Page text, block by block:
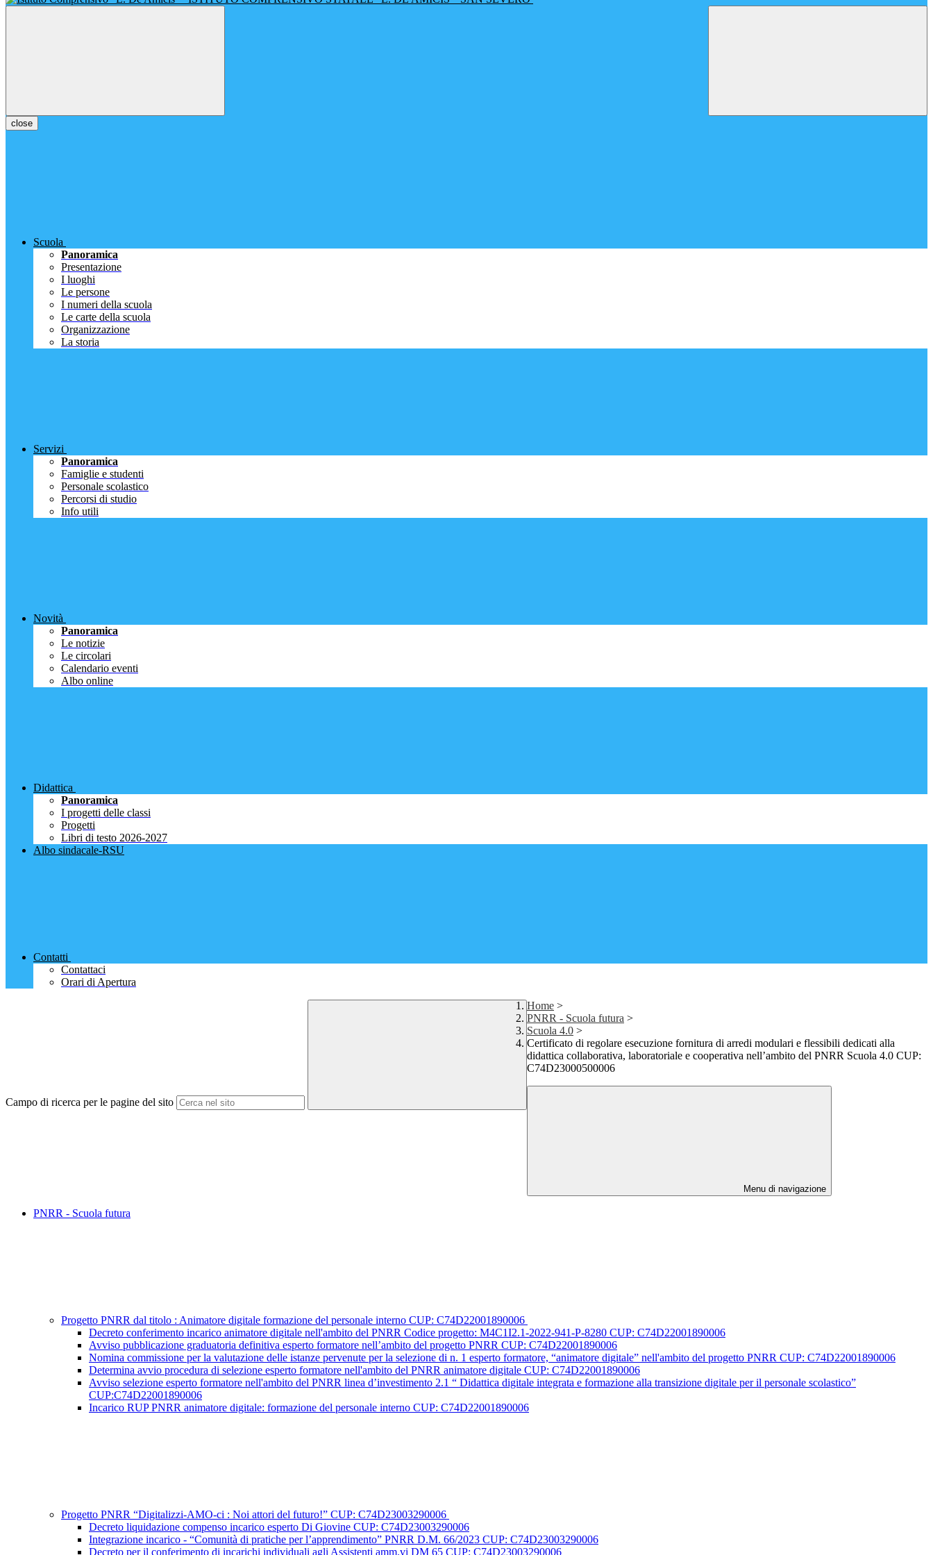
close
Scuola
Panoramica
Presentazione
I luoghi
Le persone
I numeri della scuola
Le carte della scuola
Organizzazione
La storia
Servizi
Panoramica
Famiglie e studenti
Personale scolastico
Percorsi di studio
Info utili
Novità
Panoramica
Le notizie
Le circolari
Calendario eventi
Albo online
Didattica
Panoramica
I progetti delle classi
Progetti
Libri di testo 2026-2027
Albo sindacale-RSU
Contatti
Contattaci
Orari di Apertura
Campo di ricerca per le pagine del sito
Home >
PNRR - Scuola futura >
Scuola 4.0 >
Certificato di regolare esecuzione fornitura di arredi modulari e flessibili dedicati alla
didattica collaborativa, laboratoriale e cooperativa nell’ambito del PNRR Scuola 4.0 CUP:
C74D23000500006
Menu di navigazione
PNRR - Scuola futura
Progetto PNRR dal titolo : Animatore digitale formazione del personale interno CUP: C74D22001890006
Decreto conferimento incarico animatore digitale nell'ambito del PNRR Codice progetto: M4C1I2.1-2022-941-P-8280 CUP: C74D22001890006
Avviso pubblicazione graduatoria definitiva esperto formatore nell’ambito del progetto PNRR CUP: C74D22001890006
Nomina commissione per la valutazione delle istanze pervenute per la selezione di n. 1 esperto formatore, “animatore digitale” nell'ambito del progetto PNRR CUP: C74D22001890006
Determina avvio procedura di selezione esperto formatore nell'ambito del PNRR animatore digitale CUP: C74D22001890006
Avviso selezione esperto formatore nell'ambito del PNRR linea d’investimento 2.1 “ Didattica digitale integrata e formazione alla transizione digitale per il personale scolastico”
CUP:C74D22001890006
Incarico RUP PNRR animatore digitale: formazione del personale interno CUP: C74D22001890006
Progetto PNRR “Digitalizzi-AMO-ci : Noi attori del futuro!” CUP: C74D23003290006
Decreto liquidazione compenso incarico esperto Di Giovine CUP: C74D23003290006
Integrazione incarico - “Comunità di pratiche per l’apprendimento” PNRR D.M. 66/2023 CUP: C74D23003290006
Decreto per il conferimento di incarichi individuali agli Assistenti amm.vi DM 65 CUP: C74D23003290006